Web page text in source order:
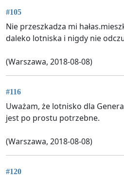
#105
Nie przeszkadza mi
daleko lotniska i nigdy nie
(Warszawa, 2018-08-08)
#116
Uważam, że lotnisko dla
jest po prostu potrzebne.
(Warszawa, 2018-08-08)
#120